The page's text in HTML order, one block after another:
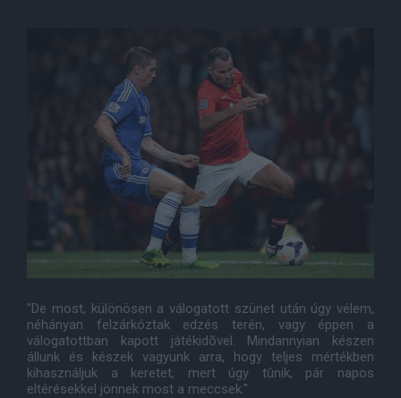
"De most, különösen a válogatott szünet után úgy vélem,
néhányan felzárkóztak edzés terén, vagy éppen a
válogatottban kapott játékidõvel. Mindannyian készen
állunk és készek vagyunk arra, hogy teljes mértékben
kihasználjuk a keretet, mert úgy tûnik, pár napos
eltérésekkel jönnek most a meccsek."